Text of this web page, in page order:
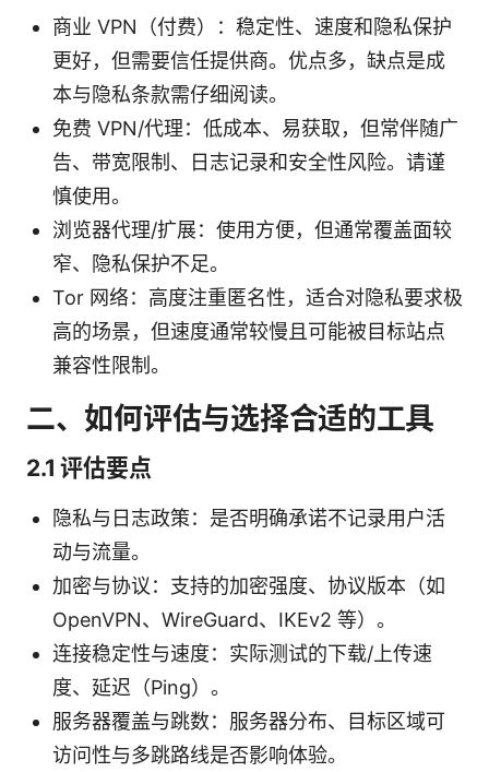
商业 VPN（付费）：稳定性、速度和隐私保护
更好，但需要信任提供商。优点多，缺点是成
本与隐私条款需仔细阅读。
免费 VPN/代理：低成本、易获取，但常伴随广
告、带宽限制、日志记录和安全性风险。请谨
慎使用。
浏览器代理/扩展：使用方便，但通常覆盖面较
窄、隐私保护不足。
Tor 网络：高度注重匿名性，适合对隐私要求极
高的场景，但速度通常较慢且可能被目标站点
兼容性限制。
二、如何评估与选择合适的工具
2.1 评估要点
隐私与日志政策：是否明确承诺不记录用户活
动与流量。
加密与协议：支持的加密强度、协议版本（如
OpenVPN、WireGuard、IKEv2 等）。
连接稳定性与速度：实际测试的下载/上传速
度、延迟（Ping）。
服务器覆盖与跳数：服务器分布、目标区域可
访问性与多跳路线是否影响体验。